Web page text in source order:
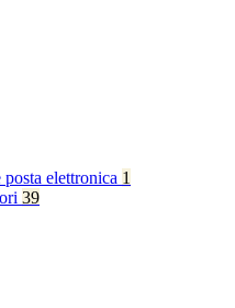
elettronica 1
39